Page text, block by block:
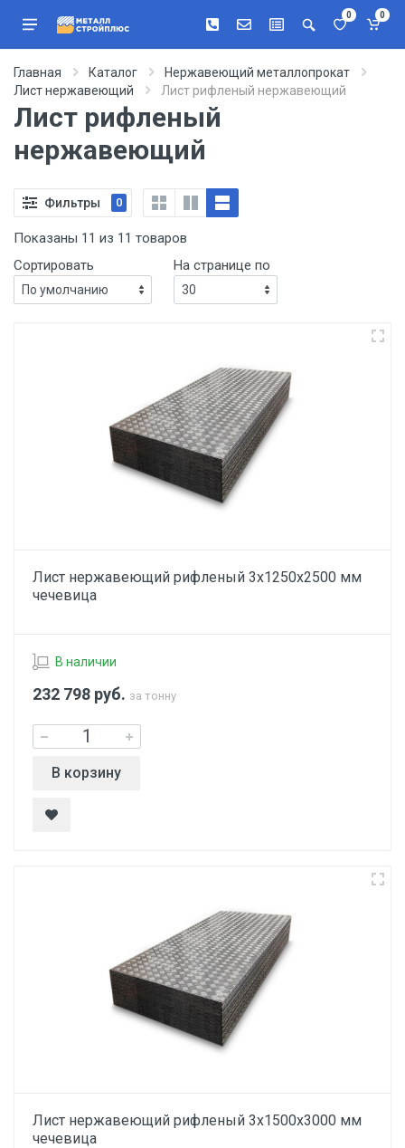
0 0
Главная Каталог
Нержавеющий металлопрокат
Лист нержавеющий
Лист рифленый нержавеющий
Лист рифленый
нержавеющий
Фильтры 0
Показаны 11 из 11 товаров
Сортировать
На странице по
Лист нержавеющий рифленый 3х1250х2500 мм
чечевица
В наличии
232 798 руб. за тонну
В корзину
Лист нержавеющий рифленый 3х1500х3000 мм
чечевица